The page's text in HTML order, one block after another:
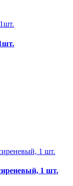
1 шт.